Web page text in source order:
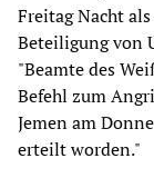
Freitag Nacht
Beteiligung von
"Beamte des
Befehl zum
Jemen am
erteilt worden."